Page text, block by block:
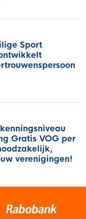
Sport
Gratis VOG per
verenigingen!